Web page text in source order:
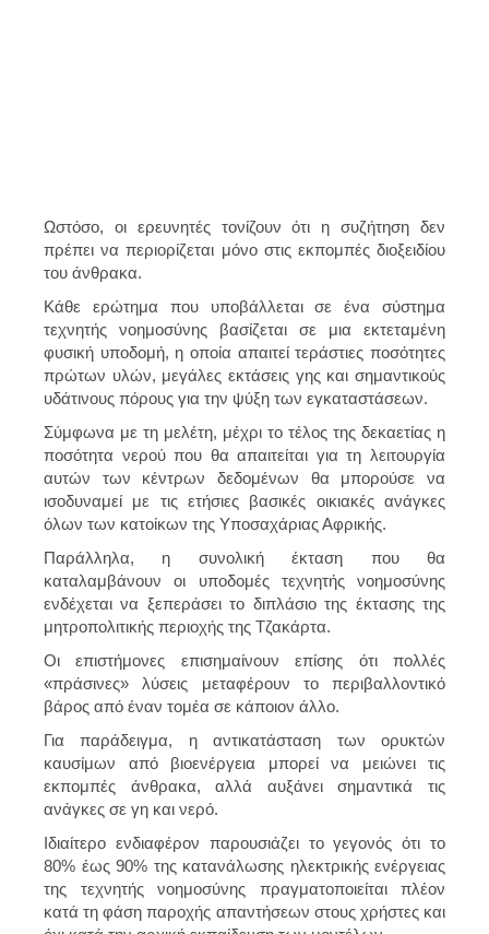
Ωστόσο, οι ερευνητές τονίζουν ότι η συζήτηση δεν
πρέπει να περιορίζεται μόνο στις εκπομπές διοξειδίου
του άνθρακα.
Κάθε ερώτημα που υποβάλλεται σε ένα σύστημα
τεχνητής νοημοσύνης βασίζεται σε μια εκτεταμένη
φυσική υποδομή, η οποία απαιτεί τεράστιες ποσότητες
πρώτων υλών, μεγάλες εκτάσεις γης και σημαντικούς
υδάτινους πόρους για την ψύξη των εγκαταστάσεων.
Σύμφωνα με τη μελέτη, μέχρι το τέλος της δεκαετίας η
ποσότητα νερού που θα απαιτείται για τη λειτουργία
αυτών των κέντρων δεδομένων θα μπορούσε να
ισοδυναμεί με τις ετήσιες βασικές οικιακές ανάγκες
όλων των κατοίκων της Υποσαχάριας Αφρικής.
Παράλληλα, η συνολική έκταση που θα
καταλαμβάνουν οι υποδομές τεχνητής νοημοσύνης
ενδέχεται να ξεπεράσει το διπλάσιο της έκτασης της
μητροπολιτικής περιοχής της Τζακάρτα.
Οι επιστήμονες επισημαίνουν επίσης ότι πολλές
«πράσινες» λύσεις μεταφέρουν το περιβαλλοντικό
βάρος από έναν τομέα σε κάποιον άλλο.
Για παράδειγμα, η αντικατάσταση των ορυκτών
καυσίμων από βιοενέργεια μπορεί να μειώνει τις
εκπομπές άνθρακα, αλλά αυξάνει σημαντικά τις
ανάγκες σε γη και νερό.
Ιδιαίτερο ενδιαφέρον παρουσιάζει το γεγονός ότι το
80% έως 90% της κατανάλωσης ηλεκτρικής ενέργειας
της τεχνητής νοημοσύνης πραγματοποιείται πλέον
κατά τη φάση παροχής απαντήσεων στους χρήστες και